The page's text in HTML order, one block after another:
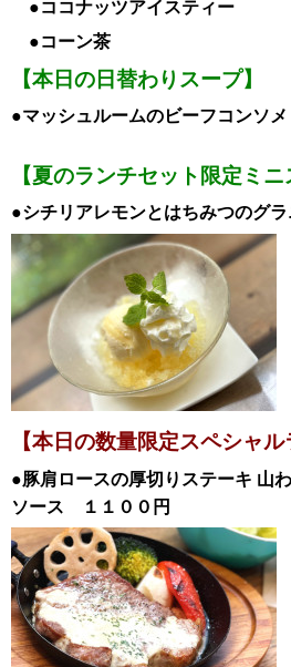
●ココナッツアイスティー
●コーン茶
【本日の日替わりスープ】
●マッシュルームのビーフコンソメ
【夏のランチセット限定ミニ
●シチリアレモンとはちみつのグ
【本日の数量限定スペシャル
●豚肩ロースの厚切りステーキ 山
ソース １１００円